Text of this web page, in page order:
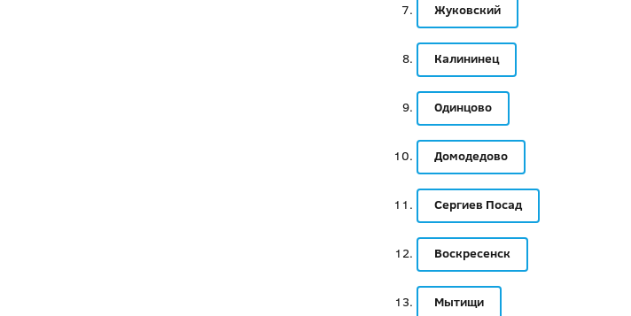
Жуковский
Калининец
Одинцово
Домодедово
Сергиев Посад
Воскресенск
Мытищи